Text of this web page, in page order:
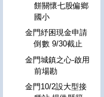
餅關懷七股偏鄉
國小
金門紓困現金申請
倒數 9/30截止
金門城鎮之心-啟用
前場勘
金門10/2設大型接